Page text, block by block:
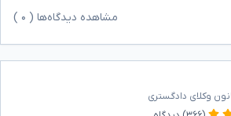
مشاهده دیدگاه‌ها ( ۰
وکلای دادگستری